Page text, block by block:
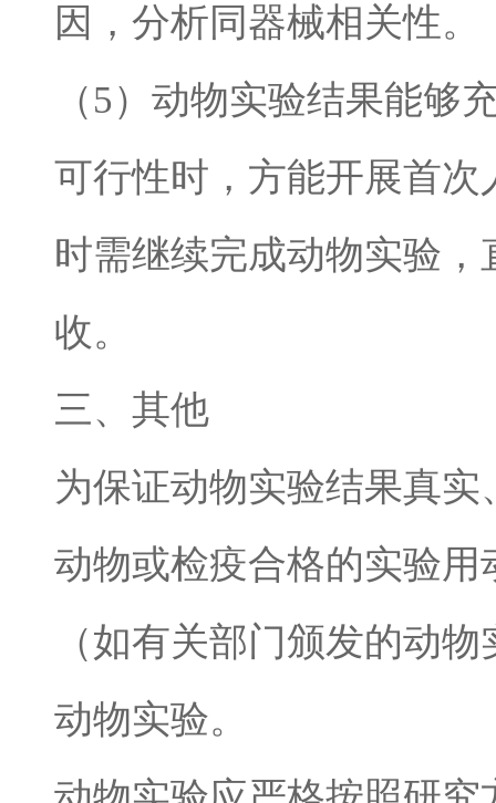
因，分析同器械相关性。
（5）动物实验结果能够
可行性时，方能开展首
时需继续完成动物实验
收。
三、其他
为保证动物实验结果真
动物或检疫合格的实验
（如有关部门颁发的动
动物实验。